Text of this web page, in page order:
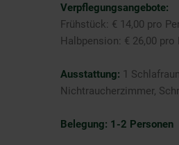
Verpflegungsangebote:
Frühstück: € 14,00 pro
Halbpension: € 26,00 pro
Ausstattung: 1
Nichtraucherzimmer,
Belegung: 1-2 Personen